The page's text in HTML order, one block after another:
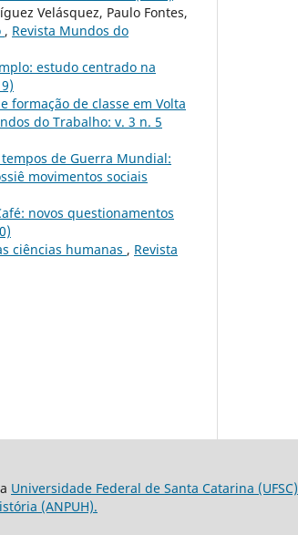
Velásquez, Paulo Fontes,
, Revista Mundos do
estudo centrado na
formação de classe em Volta
do Trabalho: v. 3 n. 5
de Guerra Mundial:
movimentos sociais
novos questionamentos
ciências humanas , Revista
Universidade Federal de Santa Catarina (UFSC)
(ANPUH).